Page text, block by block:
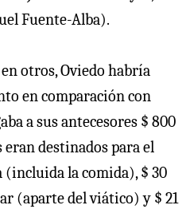
Fuente-Alba).
otros, Oviedo habría
en comparación con
a sus antecesores $ 800
eran destinados para el
la comida), $ 30
(aparte del viático) y $ 21